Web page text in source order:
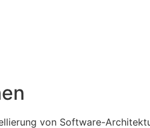
von Software-